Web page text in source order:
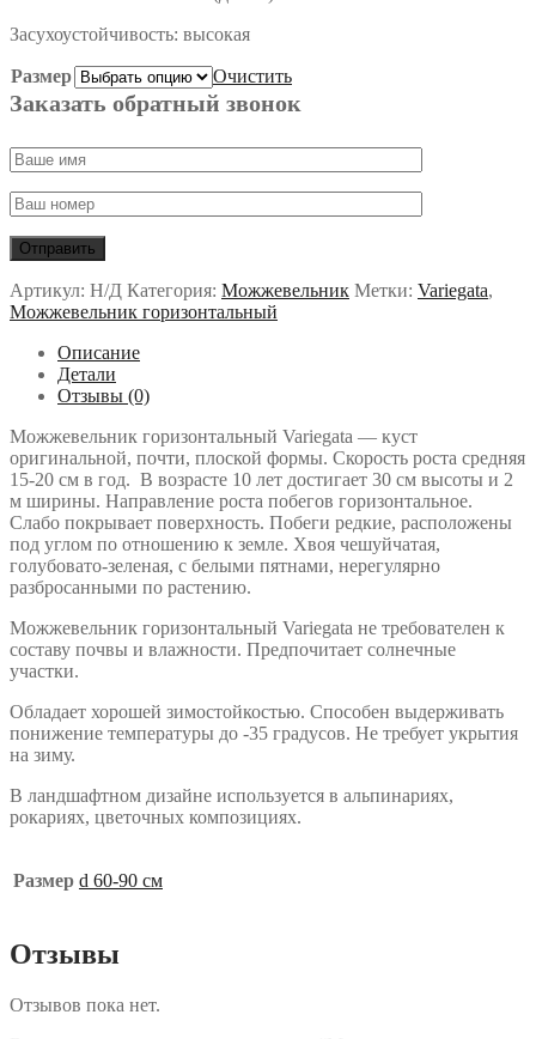
Засухоустойчивость: высокая
Размер Очистить
Заказать обратный звонок
Артикул: Н/Д Категория: Можжевельник Метки: Variegata,
Можжевельник горизонтальный
Описание
Детали
Отзывы (0)
Можжевельник горизонтальный Variegata — куст
оригинальной, почти, плоской формы. Скорость роста средняя
15-20 см в год. В возрасте 10 лет достигает 30 см высоты и 2
м ширины. Направление роста побегов горизонтальное.
Слабо покрывает поверхность. Побеги редкие, расположены
под углом по отношению к земле. Хвоя чешуйчатая,
голубовато-зеленая, с белыми пятнами, нерегулярно
разбросанными по растению.
Можжевельник горизонтальный Variegata не требователен к
составу почвы и влажности. Предпочитает солнечные
участки.
Обладает хорошей зимостойкостью. Способен выдерживать
понижение температуры до -35 градусов. Не требует укрытия
на зиму.
В ландшафтном дизайне используется в альпинариях,
рокариях, цветочных композициях.
Размер d 60-90 см
Отзывы
Отзывов пока нет.